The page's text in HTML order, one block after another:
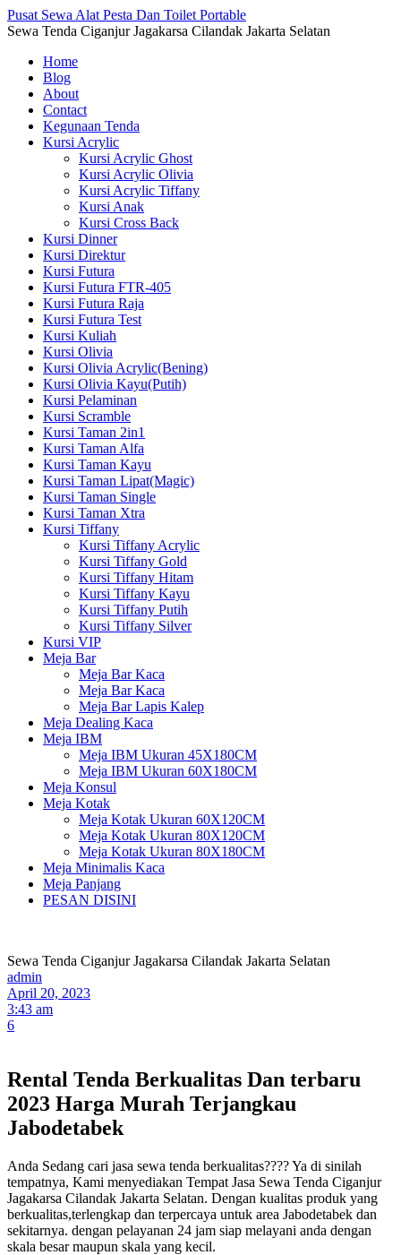
Pusat Sewa Alat Pesta Dan Toilet Portable
Sewa Tenda Ciganjur Jagakarsa Cilandak Jakarta Selatan
Home
Blog
About
Contact
Kegunaan Tenda
Kursi Acrylic
Kursi Acrylic Ghost
Kursi Acrylic Olivia
Kursi Acrylic Tiffany
Kursi Anak
Kursi Cross Back
Kursi Dinner
Kursi Direktur
Kursi Futura
Kursi Futura FTR-405
Kursi Futura Raja
Kursi Futura Test
Kursi Kuliah
Kursi Olivia
Kursi Olivia Acrylic(Bening)
Kursi Olivia Kayu(Putih)
Kursi Pelaminan
Kursi Scramble
Kursi Taman 2in1
Kursi Taman Alfa
Kursi Taman Kayu
Kursi Taman Lipat(Magic)
Kursi Taman Single
Kursi Taman Xtra
Kursi Tiffany
Kursi Tiffany Acrylic
Kursi Tiffany Gold
Kursi Tiffany Hitam
Kursi Tiffany Kayu
Kursi Tiffany Putih
Kursi Tiffany Silver
Kursi VIP
Meja Bar
Meja Bar Kaca
Meja Bar Kaca
Meja Bar Lapis Kalep
Meja Dealing Kaca
Meja IBM
Meja IBM Ukuran 45X180CM
Meja IBM Ukuran 60X180CM
Meja Konsul
Meja Kotak
Meja Kotak Ukuran 60X120CM
Meja Kotak Ukuran 80X120CM
Meja Kotak Ukuran 80X180CM
Meja Minimalis Kaca
Meja Panjang
PESAN DISINI
Sewa Tenda Ciganjur Jagakarsa Cilandak Jakarta Selatan
admin
April 20, 2023
3:43 am
6
Rental Tenda Berkualitas Dan terbaru
2023 Harga Murah Terjangkau
Jabodetabek
Anda Sedang cari jasa sewa tenda berkualitas???? Ya di sinilah
tempatnya, Kami menyediakan Tempat Jasa Sewa Tenda Ciganjur
Jagakarsa Cilandak Jakarta Selatan. Dengan kualitas produk yang
berkualitas,terlengkap dan terpercaya untuk area Jabodetabek dan
sekitarnya. dengan pelayanan 24 jam siap melayani anda dengan
skala besar maupun skala yang kecil.